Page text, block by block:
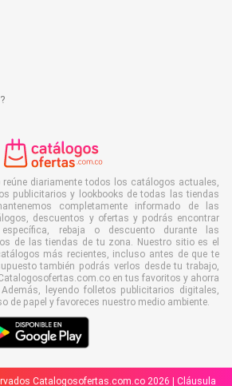
diariamente todos los catálogos actuales,
publicitarios y lookbooks de todas las tiendas
completamente informado de las
descuentos y ofertas y podrás encontrar
rebaja o descuento durante las
de las tiendas de tu zona. Nuestro sitio es el
más recientes, incluso antes de que te
también podrás verlos desde tu trabajo,
en tus favoritos y ahorra
leyendo folletos publicitarios digitales,
de papel y favoreces nuestro medio ambiente.
Catalogosofertas.com.co 2026 | Cláusula